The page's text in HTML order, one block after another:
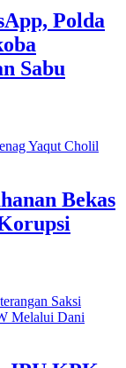
Polda
Sabu
Bekas